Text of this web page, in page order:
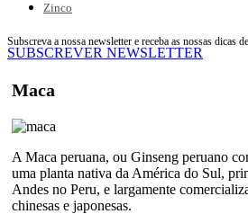
Zinco
Subscreva a nossa newsletter e receba as nossas dicas
SUBSCREVER NEWSLETTER
Maca
A Maca peruana, ou Ginseng peruano
uma planta nativa da América do Sul,
Andes no Peru, e largamente
chinesas e japonesas.